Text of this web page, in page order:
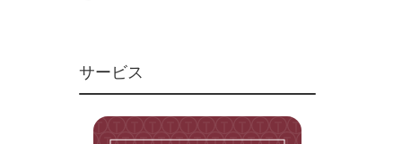
マイクロねじ
台形ねじ
サービス